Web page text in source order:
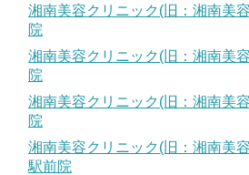
湘南美容クリニック(旧：湘南美
院
湘南美容クリニック(旧：湘南美
院
湘南美容クリニック(旧：湘南美
院
湘南美容クリニック(旧：湘南美
駅前院